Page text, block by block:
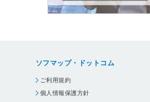
ソフマップ・ドットコム
ご利用規約
個人情報保護方針